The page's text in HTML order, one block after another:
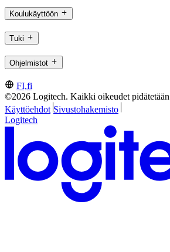
Koulukäyttöön
Tuki
Ohjelmistot
FI,fi
©2026 Logitech. Kaikki oikeudet pidätetään
Käyttöehdot Sivustohakemisto
Logitech